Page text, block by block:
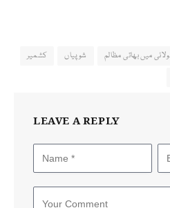
میں بھاتی مظالم شوپیاں
کشمیر
LEAVE A REPLY